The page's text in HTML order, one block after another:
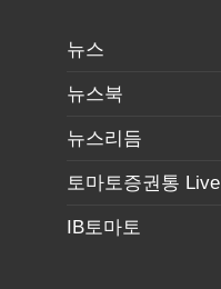
뉴스
뉴스북
뉴스리듬
토마토증권통 Live
IB토마토